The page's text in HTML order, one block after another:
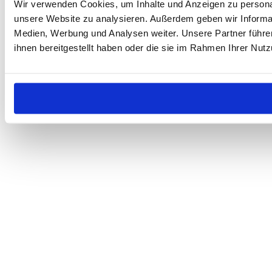
Wir verwenden Cookies, um Inhalte und Anzeigen zu
unsere Website zu analysieren. Außerdem geben wir
Medien, Werbung und Analysen weiter. Unsere Partner
ihnen bereitgestellt haben oder die sie im Rahmen Ihrer